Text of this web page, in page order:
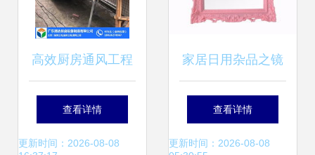
高效厨房通风工程
设计、咨询与日用
杂品一站式解决方
查看详情
更新时间：2026-08-08
家居日用杂品之镜
子全攻略 价格、批
发、厂家与选购大
查看详情
更新时间：2026-08-08